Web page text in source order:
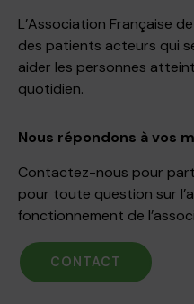
L’Association Française
des patients acteurs qui
aider les personnes
quotidien.
Nous répondons à vos
Contactez-nous pour
pour toute question sur
fonctionnement de
CONTACT